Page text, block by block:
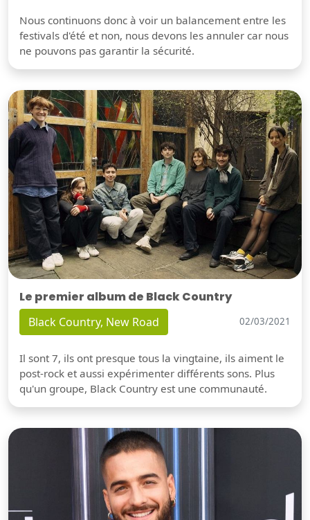
Nous continuons donc à voir un balancement entre les
festivals d'été et non, nous devons les annuler car nous
ne pouvons pas garantir la sécurité.
Le premier album de Black Country
Black Country, New Road 02/03/2021
Il sont 7, ils ont presque tous la vingtaine, ils aiment le
post-rock et aussi expérimenter différents sons. Plus
qu'un groupe, Black Country est une communauté.